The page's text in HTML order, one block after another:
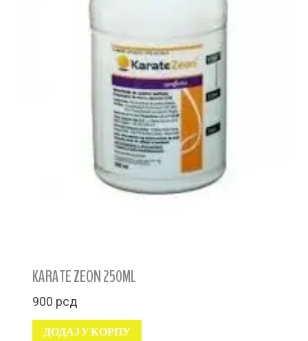
KARATE ZEON 250ML
900 рсд
ДОДАЈ У КОРПУ